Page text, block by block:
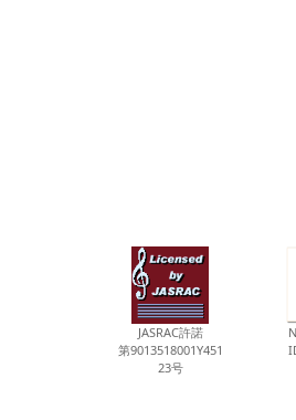
JASRAC許諾
第9013518001Y451
23号